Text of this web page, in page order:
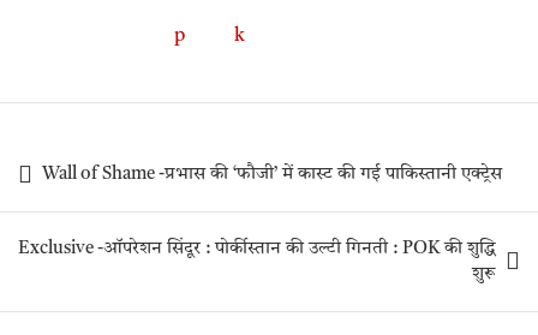
Wall of Shame -प्रभास की ‘फौजी’ में कास्ट की गई पाकिस्तानी एक्ट्रेस
Exclusive -ऑपरेशन सिंदूर : पोर्कीस्तान की उल्टी गिनती : POK की शुद्धि
शुरू